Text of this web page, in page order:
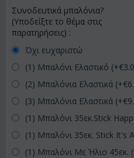
Συνοδευτικά μπαλόνια?
(Υποδείξτε το θέμα στις
παρατηρήσεις) :
Όχι ευχαριστώ
(1) Μπαλόνι Ελαστικό (+€
(2) Μπαλόνια Ελαστικά (+€
(3) Μπαλόνια Ελαστικά (+€
(1) Μπαλόνι 35εκ.Stick
(1) Μπαλόνι 35εκ. Stick It's
(1) Μπαλόνι Με Ήλιο 45εκ.